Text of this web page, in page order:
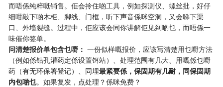
而唔係纯粹嘅销售。佢会拎住啲工具，例如探测仪、螺丝批，好仔
细咁敲下啲木柜、脚线、门框，听下声音係咪空洞，又会睇下渠
口、外墙裂缝。过程中，佢应该会同你讲解佢见到啲乜，而唔係一
味催你签单。
问清楚报价单包含乜嘢： ​ 一份似样嘅报价，应该写清楚用乜嘢方法
（例如係钻孔灌药定係设置饵站）、处理范围有几大、用嘅係乜嘢
药（有无环保署登记）、同埋最紧要係，保固期有几耐，同保固期
内包啲乜。如果复发，点处理？係咪免费？